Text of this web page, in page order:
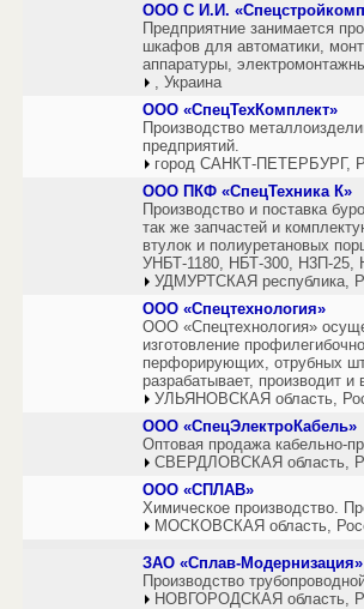
ООО С И.И.
Предприятние занимается
шкафов для автоматики,
аппаратуры,
, Украина
ООО «СпецТехКомплект»
Производство
предприятий.
город САНКТ-ПЕТЕРБУРГ,
ООО ПКФ «СпецТехника К»
Производство и поставка
так же запчастей и
втулок и полиуретановых
УНБТ-1180, НБТ-300, Н3П-25,
УДМУРТСКАЯ республика,
ООО «Спецтехнология»
ООО «Спецтехнология»
изготовление
перфорирующих, отрубных
разрабатывает, производит
УЛЬЯНОВСКАЯ область,
ООО «СпецЭлектроКабель»
Оптовая продажа кабельно-
СВЕРДЛОВСКАЯ область,
ООО «СПЛАВ»
Химическое производство.
МОСКОВСКАЯ область,
ЗАО «Сплав-Модернизация»
Производство
НОВГОРОДСКАЯ область,